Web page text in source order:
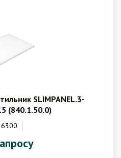
SLIMPANEL.3-
(840.1.50.0)
6300